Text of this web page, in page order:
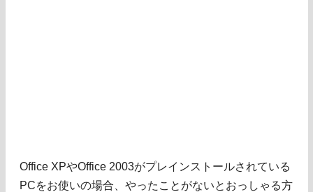
Office XPやOffice 2003がプレインストールされている
PCをお使いの場合、やったことがないとおっしゃる方